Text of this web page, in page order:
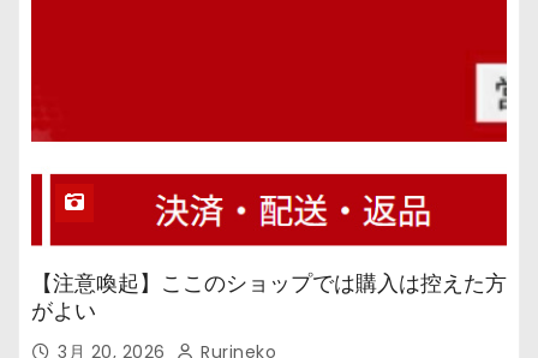
【注意喚起】ここのショップでは購入は控えた方
がよい
3月 20, 2026 Rurineko